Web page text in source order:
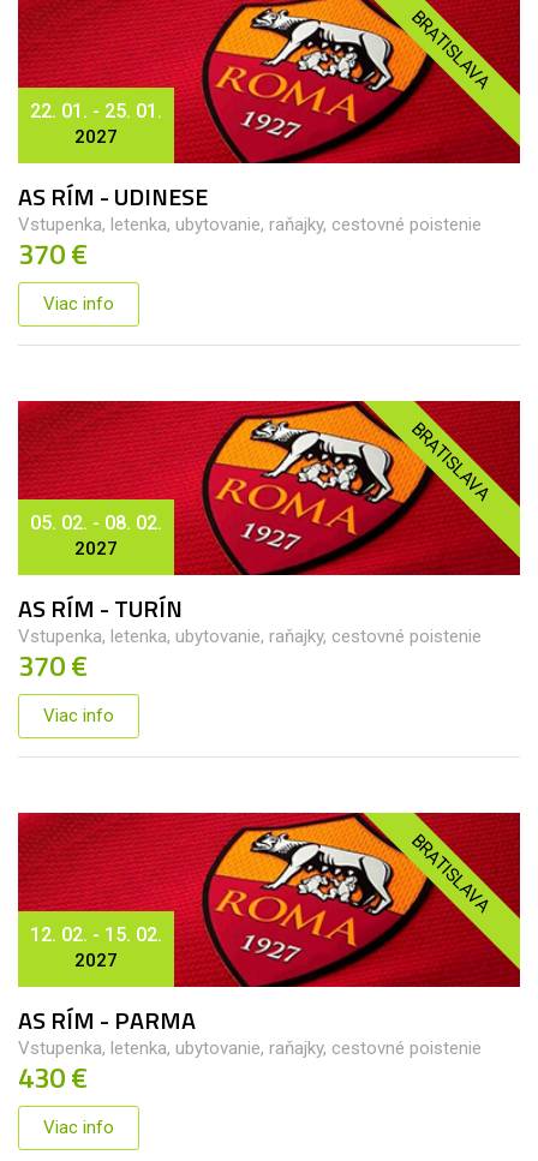
BRATISLAVA
22. 01. - 25. 01.
2027
AS RÍM - UDINESE
Vstupenka, letenka, ubytovanie, raňajky, cestovné poistenie
370 €
Viac info
BRATISLAVA
05. 02. - 08. 02.
2027
AS RÍM - TURÍN
Vstupenka, letenka, ubytovanie, raňajky, cestovné poistenie
370 €
Viac info
BRATISLAVA
12. 02. - 15. 02.
2027
AS RÍM - PARMA
Vstupenka, letenka, ubytovanie, raňajky, cestovné poistenie
430 €
Viac info